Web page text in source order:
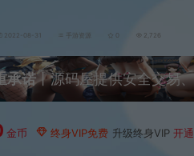
2022-08-31 手游资源 0 2,726
承诺丨源码屋提供安全交易
金币 终身VIP免费 升级终身VIP 开